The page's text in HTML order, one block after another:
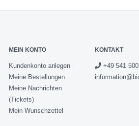
MEIN KONTO
Kundenkonto anlegen
Meine Bestellungen
Meine Nachrichten
(Tickets)
Mein Wunschzettel
KONTAKT
+49 541